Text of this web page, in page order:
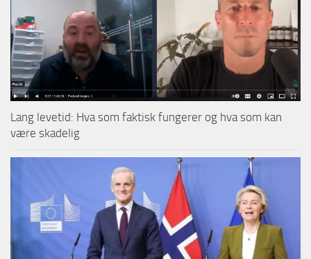
Lang levetid: Hva som faktisk fungerer og hva som kan
være skadelig